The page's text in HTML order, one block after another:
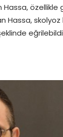
Hassa,